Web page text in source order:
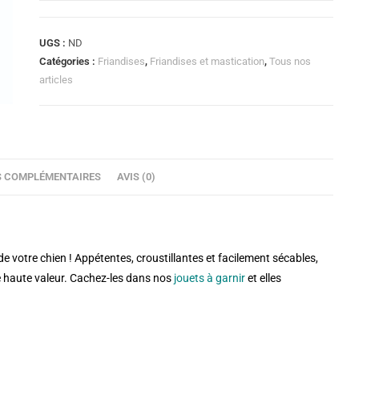
UGS : ND
Catégories : Friandises, Friandises et mastication,Tous nos
articles
COMPLÉMENTAIRES AVIS (0)
votre chien ! Appétentes, croustillantes et facilement sécables,
valeur. Cachez-les dans nos jouets à garniret elles